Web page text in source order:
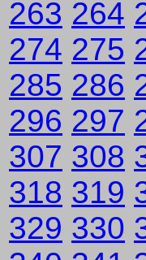
263 264
274 275
285 286
296 297
307 308
318 319
329 330